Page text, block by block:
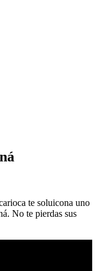
te soluicona uno
No te pierdas sus